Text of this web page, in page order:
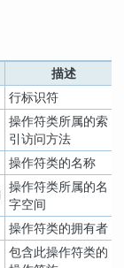
描述
行标识符
操作符类所属的索
引访问方法
操作符类的名称
操作符类所属的名
字空间
操作符类的拥有者
包含此操作符类的